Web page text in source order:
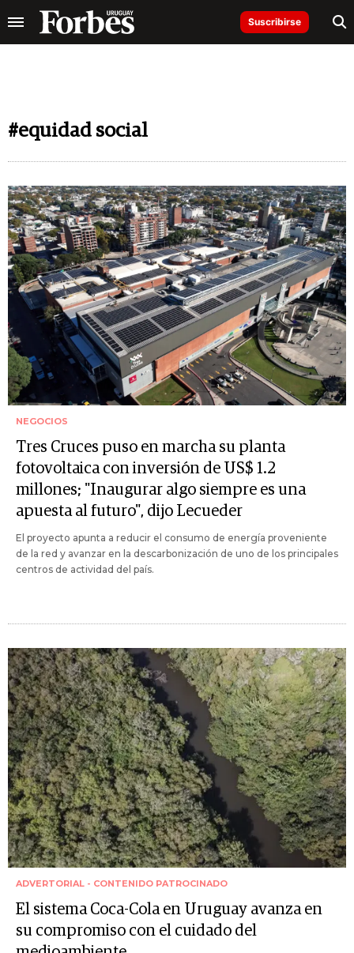
Suscribirse
#equidad social
NEGOCIOS
Tres Cruces puso en marcha su planta
fotovoltaica con inversión de US$ 1.2
millones; "Inaugurar algo siempre es una
apuesta al futuro", dijo Lecueder
El proyecto apunta a reducir el consumo de energía proveniente
de la red y avanzar en la descarbonización de uno de los principales
centros de actividad del país.
ADVERTORIAL - CONTENIDO PATROCINADO
El sistema Coca-Cola en Uruguay avanza en
su compromiso con el cuidado del